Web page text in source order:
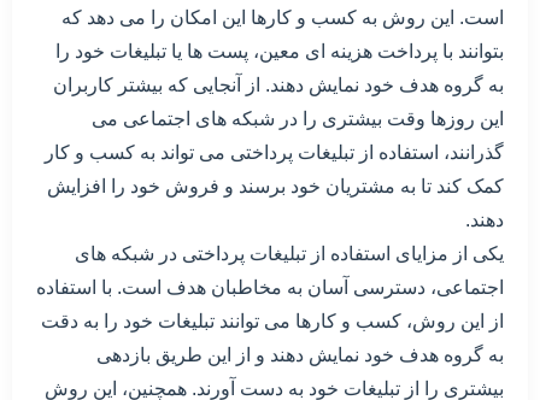
است. این روش به کسب و کارها این امکان را می دهد که
بتوانند با پرداخت هزینه ای معین، پست ها یا تبلیغات خود را
به گروه هدف خود نمایش دهند. از آنجایی که بیشتر کاربران
این روزها وقت بیشتری را در شبکه های اجتماعی می
گذرانند، استفاده از تبلیغات پرداختی می تواند به کسب و کار
کمک کند تا به مشتریان خود برسند و فروش خود را افزایش
دهند.
یکی از مزایای استفاده از تبلیغات پرداختی در شبکه های
اجتماعی، دسترسی آسان به مخاطبان هدف است. با استفاده
از این روش، کسب و کارها می توانند تبلیغات خود را به دقت
به گروه هدف خود نمایش دهند و از این طریق بازدهی
بیشتری را از تبلیغات خود به دست آورند. همچنین، این روش